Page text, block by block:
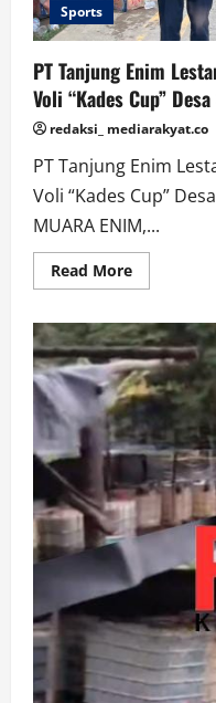
Sports
PT Tanjung Enim
Voli “Kades Cup”
redaksi_ mediarakyat.co
PT Tanjung Enim
Voli “Kades Cup”
MUARA ENIM,...
Read MoreRead
more
Tanjung
Enim
Lestari
Dukung
Sukses
Turnamen
Voli
“Kades
Cup”
Desa
Siku,
PORSITEL
Borong
Juara